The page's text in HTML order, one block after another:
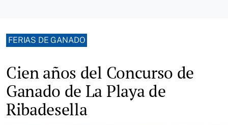
FERIAS DE GANADO
Cien años del Concurso de
Ganado de La Playa de
Ribadesella